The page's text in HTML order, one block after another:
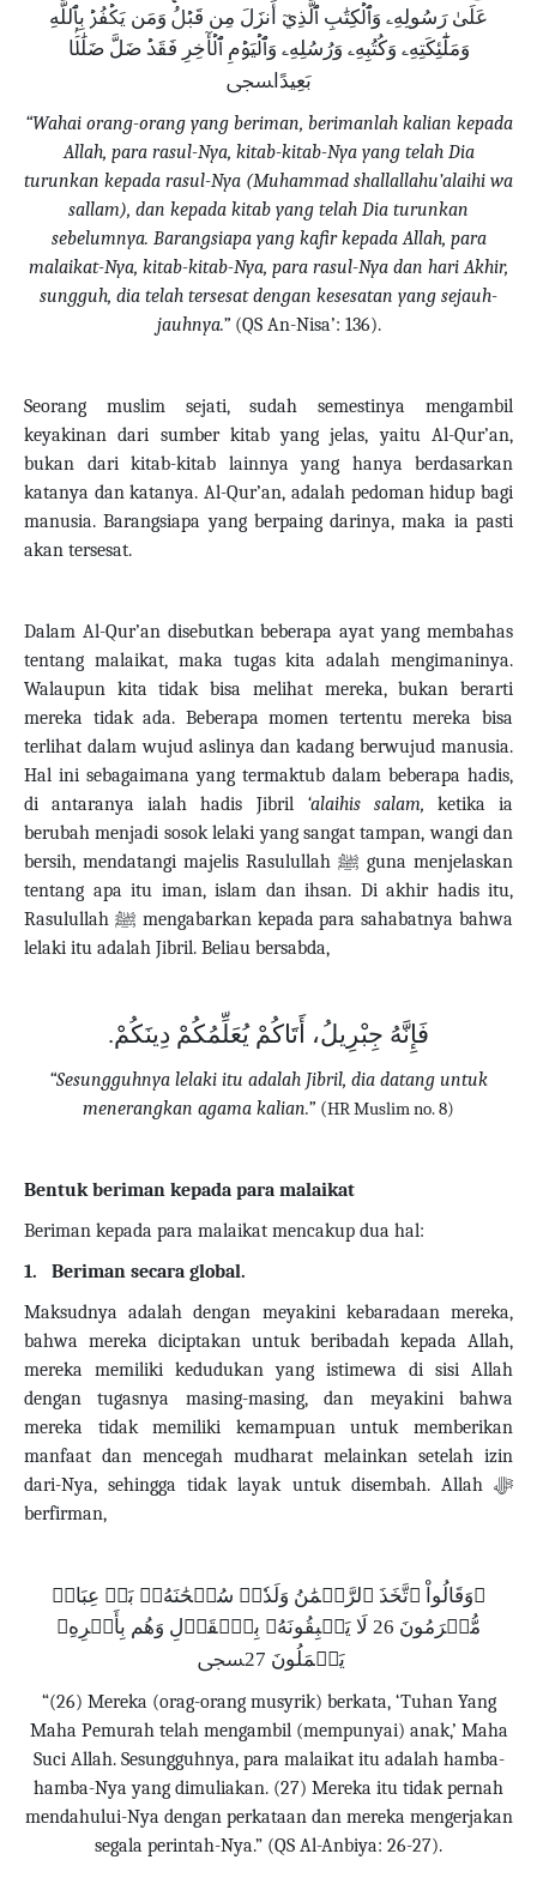
عَلَىٰ رَسُولِهِۦ وَٱلۡكِتَٰبِ ٱلَّذِيٓ أَنزَلَ مِن قَبۡلُۚ وَمَن يَكۡفُرۡ بِٱللَّهِ
وَمَلَٰٓئِكَتِهِۦ وَكُتُبِهِۦ وَرُسُلِهِۦ وَٱلۡيَوۡمِ ٱلۡأٓخِرِ فَقَدۡ ضَلَّ ضَلَٰلَۢا
بَعِيدًاﵞ
“Wahai orang-orang yang beriman, berimanlah kalian kepada
Allah, para rasul-Nya, kitab-kitab-Nya yang telah Dia
turunkan kepada rasul-Nya (Muhammad shallallahu’alaihi wa
sallam), dan kepada kitab yang telah Dia turunkan
sebelumnya. Barangsiapa yang kafir kepada Allah, para
malaikat-Nya, kitab-kitab-Nya, para rasul-Nya dan hari Akhir,
sungguh, dia telah tersesat dengan kesesatan yang sejauh-
jauhnya.”(QS An-Nisa’: 136).
Seorang muslim sejati, sudah semestinya mengambil
keyakinan dari sumber kitab yang jelas, yaitu Al-Qur’an,
bukan dari kitab-kitab lainnya yang hanya berdasarkan
katanya dan katanya. Al-Qur’an, adalah pedoman hidup bagi
manusia. Barangsiapa yang berpaing darinya, maka ia pasti
akan tersesat.
Dalam Al-Qur’an disebutkan beberapa ayat yang membahas
tentang malaikat, maka tugas kita adalah mengimaninya.
Walaupun kita tidak bisa melihat mereka, bukan berarti
mereka tidak ada. Beberapa momen tertentu mereka bisa
terlihat dalam wujud aslinya dan kadang berwujud manusia.
Hal ini sebagaimana yang termaktub dalam beberapa hadis,
di antaranya ialah hadis Jibril ‘alaihis salam, ketika ia
berubah menjadi sosok lelaki yang sangat tampan, wangi dan
bersih, mendatangi majelis Rasulullah ﷺ guna menjelaskan
tentang apa itu iman, islam dan ihsan. Di akhir hadis itu,
Rasulullah ﷺ mengabarkan kepada para sahabatnya bahwa
lelaki itu adalah Jibril. Beliau bersabda,
فَإِنَّهُ جِبْرِيلُ، أَتَاكُمْ يُعَلِّمُكُمْ دِينَكُمْ.
“Sesungguhnya lelaki itu adalah Jibril, dia datang untuk
menerangkan agama kalian.” (HR Muslim no. 8)
Bentuk beriman kepada para malaikat
Beriman kepada para malaikat mencakup dua hal:
1.
Beriman secara global.
Maksudnya adalah dengan meyakini kebaradaan mereka,
bahwa mereka diciptakan untuk beribadah kepada Allah,
mereka memiliki kedudukan yang istimewa di sisi Allah
dengan tugasnya masing-masing, dan meyakini bahwa
mereka tidak memiliki kemampuan untuk memberikan
manfaat dan mencegah mudharat melainkan setelah izin
dari-Nya, sehingga tidak layak untuk disembah. Allah ﷻ
berfirman,
ﵟوَقَالُواْ ٱتَّخَذَ ٱلرَّحۡمَٰنُ وَلَدٗاۗ سُبۡحَٰنَهُۥۚ بَلۡ عِبَادٞ
مُّكۡرَمُونَ 26 لَا يَسۡبِقُونَهُۥ بِٱلۡقَوۡلِ وَهُم بِأَمۡرِهِۦ
يَعۡمَلُونَ 27ﵞ
“(26) Mereka (orag-orang musyrik) berkata, ‘Tuhan Yang
Maha Pemurah telah mengambil (mempunyai) anak,’ Maha
Suci Allah. Sesungguhnya, para malaikat itu adalah hamba-
hamba-Nya yang dimuliakan. (27) Mereka itu tidak pernah
mendahului-Nya dengan perkataan dan mereka mengerjakan
segala perintah-Nya.” (QS Al-Anbiya: 26-27).